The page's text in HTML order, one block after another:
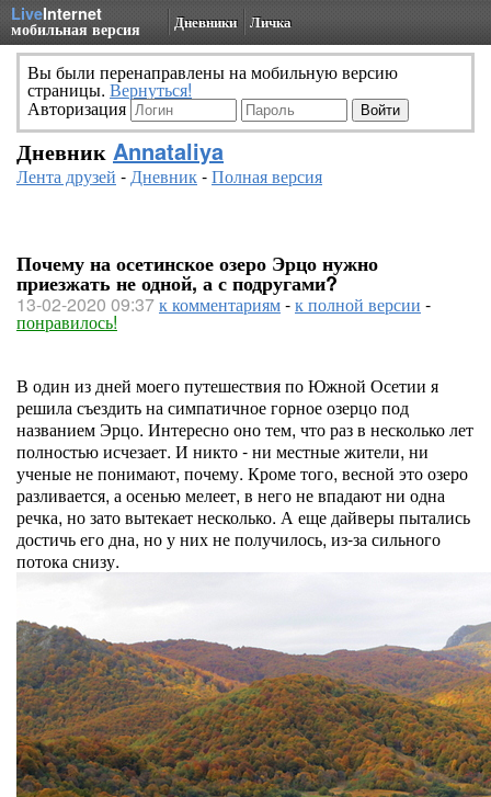
LiveInternet
мобильная версия Дневники Личка
Вы были перенаправлены на мобильную версию
страницы. Вернуться!
Авторизация
Дневник Annataliya
Лента друзей -Дневник-Полная версия
Почему на осетинское озеро Эрцо нужно
приезжать не одной, а с подругами?
13-02-2020 09:37к комментариям-к полной версии -
понравилось!
В один из дней моего путешествия по Южной Осетии я
решила съездить на симпатичное горное озерцо под
названием Эрцо. Интересно оно тем, что раз в несколько лет
полностью исчезает. И никто - ни местные жители, ни
ученые не понимают, почему. Кроме того, весной это озеро
разливается, а осенью мелеет, в него не впадают ни одна
речка, но зато вытекает несколько. А еще дайверы пытались
достичь его дна, но у них не получилось, из-за сильного
потока снизу.